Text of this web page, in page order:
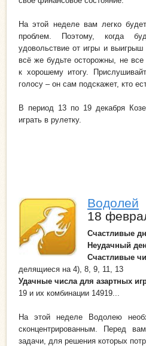
На этой неделе вам легко
проблем. Поэтому, когда
удовольствие от игры и
всё же будьте осторожны, не все
к хорошему итогу.
голосу – он сам подскажет, кто
В период 13 по 19 декабря
играть в рулетку.
Водолей
18
Счастливые
Неудачный
Счастливые
делящиеся на 4), 8, 9, 11, 13
Удачные числа для азартных
19 и их комбинации 14919...
На этой неделе Водолею
сконцентрированным. Перед
задачи, для решения которых